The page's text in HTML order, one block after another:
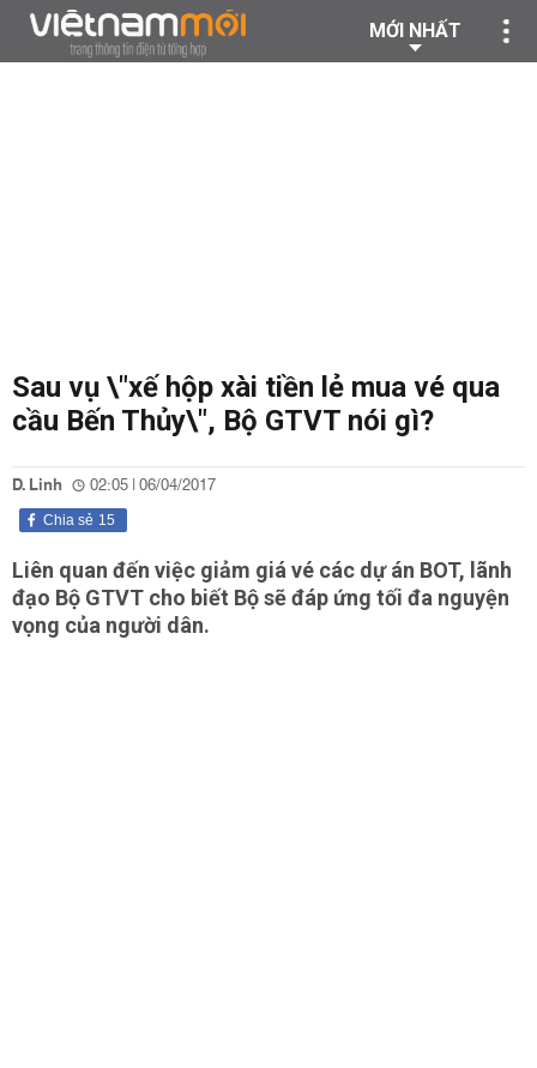
MỚI NHẤT
Sau vụ \"xế hộp xài tiền lẻ mua vé qua
cầu Bến Thủy\", Bộ GTVT nói gì?
D. Linh 02:05 | 06/04/2017
15
Chia sẻ
Liên quan đến việc giảm giá vé các dự án BOT, lãnh
đạo Bộ GTVT cho biết Bộ sẽ đáp ứng tối đa nguyện
vọng của người dân.